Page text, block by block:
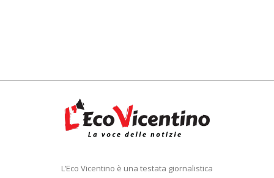
L’Eco Vicentino è una testata giornalistica